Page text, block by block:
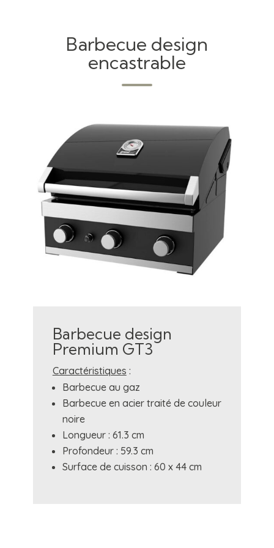
Barbecue design
encastrable
Barbecue design
Premium GT3
Caractéristiques :
Barbecue au gaz
Barbecue en acier traité de couleur
noire
Longueur : 61.3 cm
Profondeur : 59.3 cm
Surface de cuisson : 60 x 44 cm